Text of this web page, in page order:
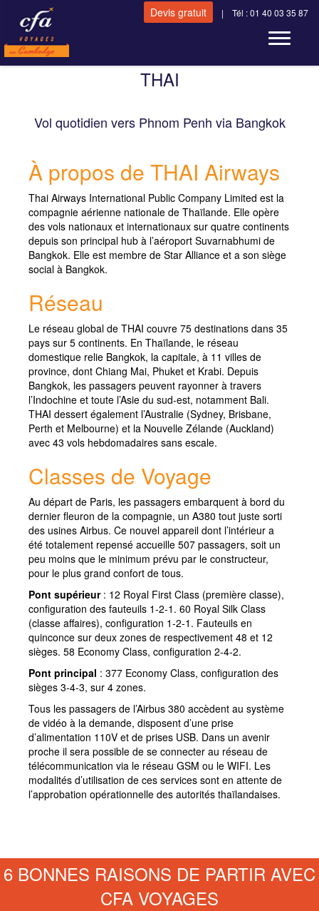
Devis gratuit | Tél : 01 40 03 35 87
Toggle
THAI
Vol quotidien vers Phnom Penh via Bangkok
À propos de THAI Airways
Thai Airways International Public Company Limited est la
compagnie aérienne nationale de Thaïlande. Elle opère
des vols nationaux et internationaux sur quatre continents
depuis son principal hub à l’aéroport Suvarnabhumi de
Bangkok. Elle est membre de Star Alliance et a son siège
social à Bangkok.
Réseau
Le réseau global de THAI couvre 75 destinations dans 35
pays sur 5 continents. En Thaïlande, le réseau
domestique relie Bangkok, la capitale, à 11 villes de
province, dont Chiang Mai, Phuket et Krabi. Depuis
Bangkok, les passagers peuvent rayonner à travers
l’Indochine et toute l’Asie du sud-est, notamment Bali.
THAI dessert également l’Australie (Sydney, Brisbane,
Perth et Melbourne) et la Nouvelle Zélande (Auckland)
avec 43 vols hebdomadaires sans escale.
Classes de Voyage
Au départ de Paris, les passagers embarquent à bord du
dernier fleuron de la compagnie, un A380 tout juste sorti
des usines Airbus. Ce nouvel appareil dont l’intérieur a
été totalement repensé accueille 507 passagers, soit un
peu moins que le minimum prévu par le constructeur,
pour le plus grand confort de tous.
Pont supérieur: 12 Royal First Class (première classe),
configuration des fauteuils 1-2-1. 60 Royal Silk Class
(classe affaires), configuration 1-2-1. Fauteuils en
quinconce sur deux zones de respectivement 48 et 12
sièges. 58 Economy Class, configuration 2-4-2.
Pont principal : 377 Economy Class, configuration des
sièges 3-4-3, sur 4 zones.
Tous les passagers de l’Airbus 380 accèdent au système
de vidéo à la demande, disposent d’une prise
d’alimentation 110V et de prises USB. Dans un avenir
proche il sera possible de se connecter au réseau de
télécommunication via le réseau GSM ou le WIFI. Les
modalités d’utilisation de ces services sont en attente de
l’approbation opérationnelle des autorités thaïlandaises.
6 BONNES RAISONS DE PARTIR AVEC
CFA VOYAGES